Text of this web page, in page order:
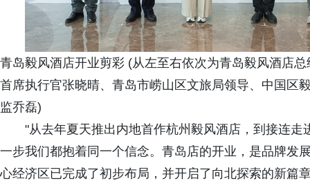
青岛毅风酒店开业剪彩 (从左至右依次为青岛毅风酒店
首席执行官张晓晴、青岛市崂山区文旅局领导、中国区
监乔磊)
"从去年夏天推出内地首作杭州毅风酒店，到接连
一步我们都抱着同一个信念。青岛店的开业，是品牌
心经济区已完成了初步布局，并开启了向北探索的新篇